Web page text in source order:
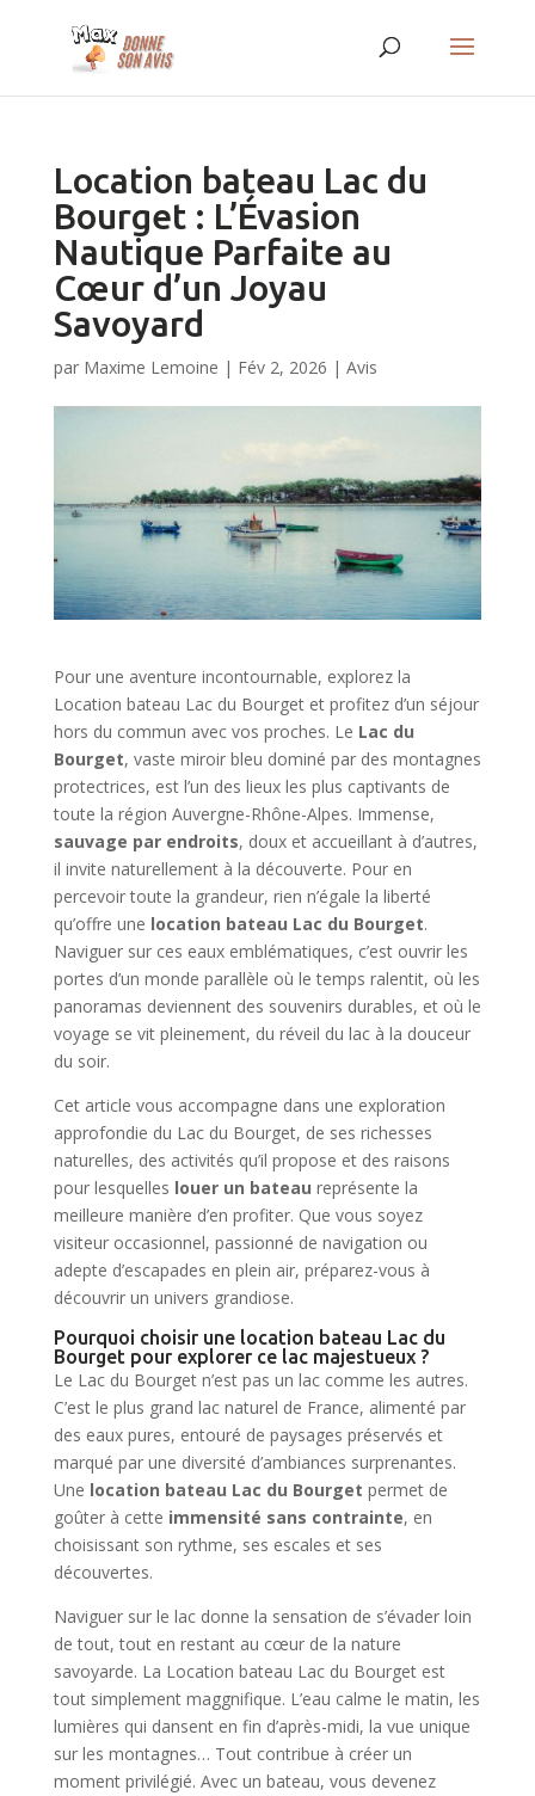
Location bateau Lac du
Bourget : L’Évasion
Nautique Parfaite au
Cœur d’un Joyau
Savoyard
par Maxime Lemoine | Fév 2, 2026 | Avis
Pour une aventure incontournable, explorez la
Location bateau Lac du Bourget et profitez d’un séjour
hors du commun avec vos proches. Le Lac du
Bourget, vaste miroir bleu dominé par des montagnes
protectrices, est l’un des lieux les plus captivants de
toute la région Auvergne-Rhône-Alpes. Immense,
sauvage par endroits, doux et accueillant à d’autres,
il invite naturellement à la découverte. Pour en
percevoir toute la grandeur, rien n’égale la liberté
qu’offre une location bateau Lac du Bourget.
Naviguer sur ces eaux emblématiques, c’est ouvrir les
portes d’un monde parallèle où le temps ralentit, où les
panoramas deviennent des souvenirs durables, et où le
voyage se vit pleinement, du réveil du lac à la douceur
du soir.
Cet article vous accompagne dans une exploration
approfondie du Lac du Bourget, de ses richesses
naturelles, des activités qu’il propose et des raisons
pour lesquelles louer un bateau représente la
meilleure manière d’en profiter. Que vous soyez
visiteur occasionnel, passionné de navigation ou
adepte d’escapades en plein air, préparez-vous à
découvrir un univers grandiose.
Pourquoi choisir une location bateau Lac du
Bourget pour explorer ce lac majestueux ?
Le Lac du Bourget n’est pas un lac comme les autres.
C’est le plus grand lac naturel de France, alimenté par
des eaux pures, entouré de paysages préservés et
marqué par une diversité d’ambiances surprenantes.
Une location bateau Lac du Bourget permet de
goûter à cette immensité sans contrainte, en
choisissant son rythme, ses escales et ses
découvertes.
Naviguer sur le lac donne la sensation de s’évader loin
de tout, tout en restant au cœur de la nature
savoyarde. La Location bateau Lac du Bourget est
tout simplement maggnifique. L’eau calme le matin, les
lumières qui dansent en fin d’après-midi, la vue unique
sur les montagnes… Tout contribue à créer un
moment privilégié. Avec un bateau, vous devenez